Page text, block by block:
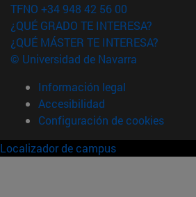
TFNO +34 948 42 56 00
¿QUÉ GRADO TE INTERESA?
¿QUÉ MÁSTER TE INTERESA?
© Universidad de Navarra
Información legal
Accesibilidad
Configuración de cookies
Localizador de campus